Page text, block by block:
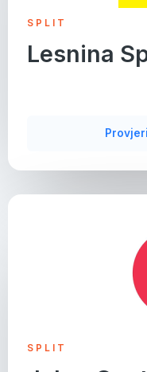
SPLIT
Lesnina
SPLIT